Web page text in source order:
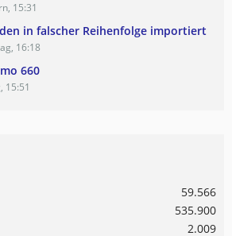
15:31
in falscher Reihenfolge importiert
16:18
660
15:51
59.566
535.900
2.009